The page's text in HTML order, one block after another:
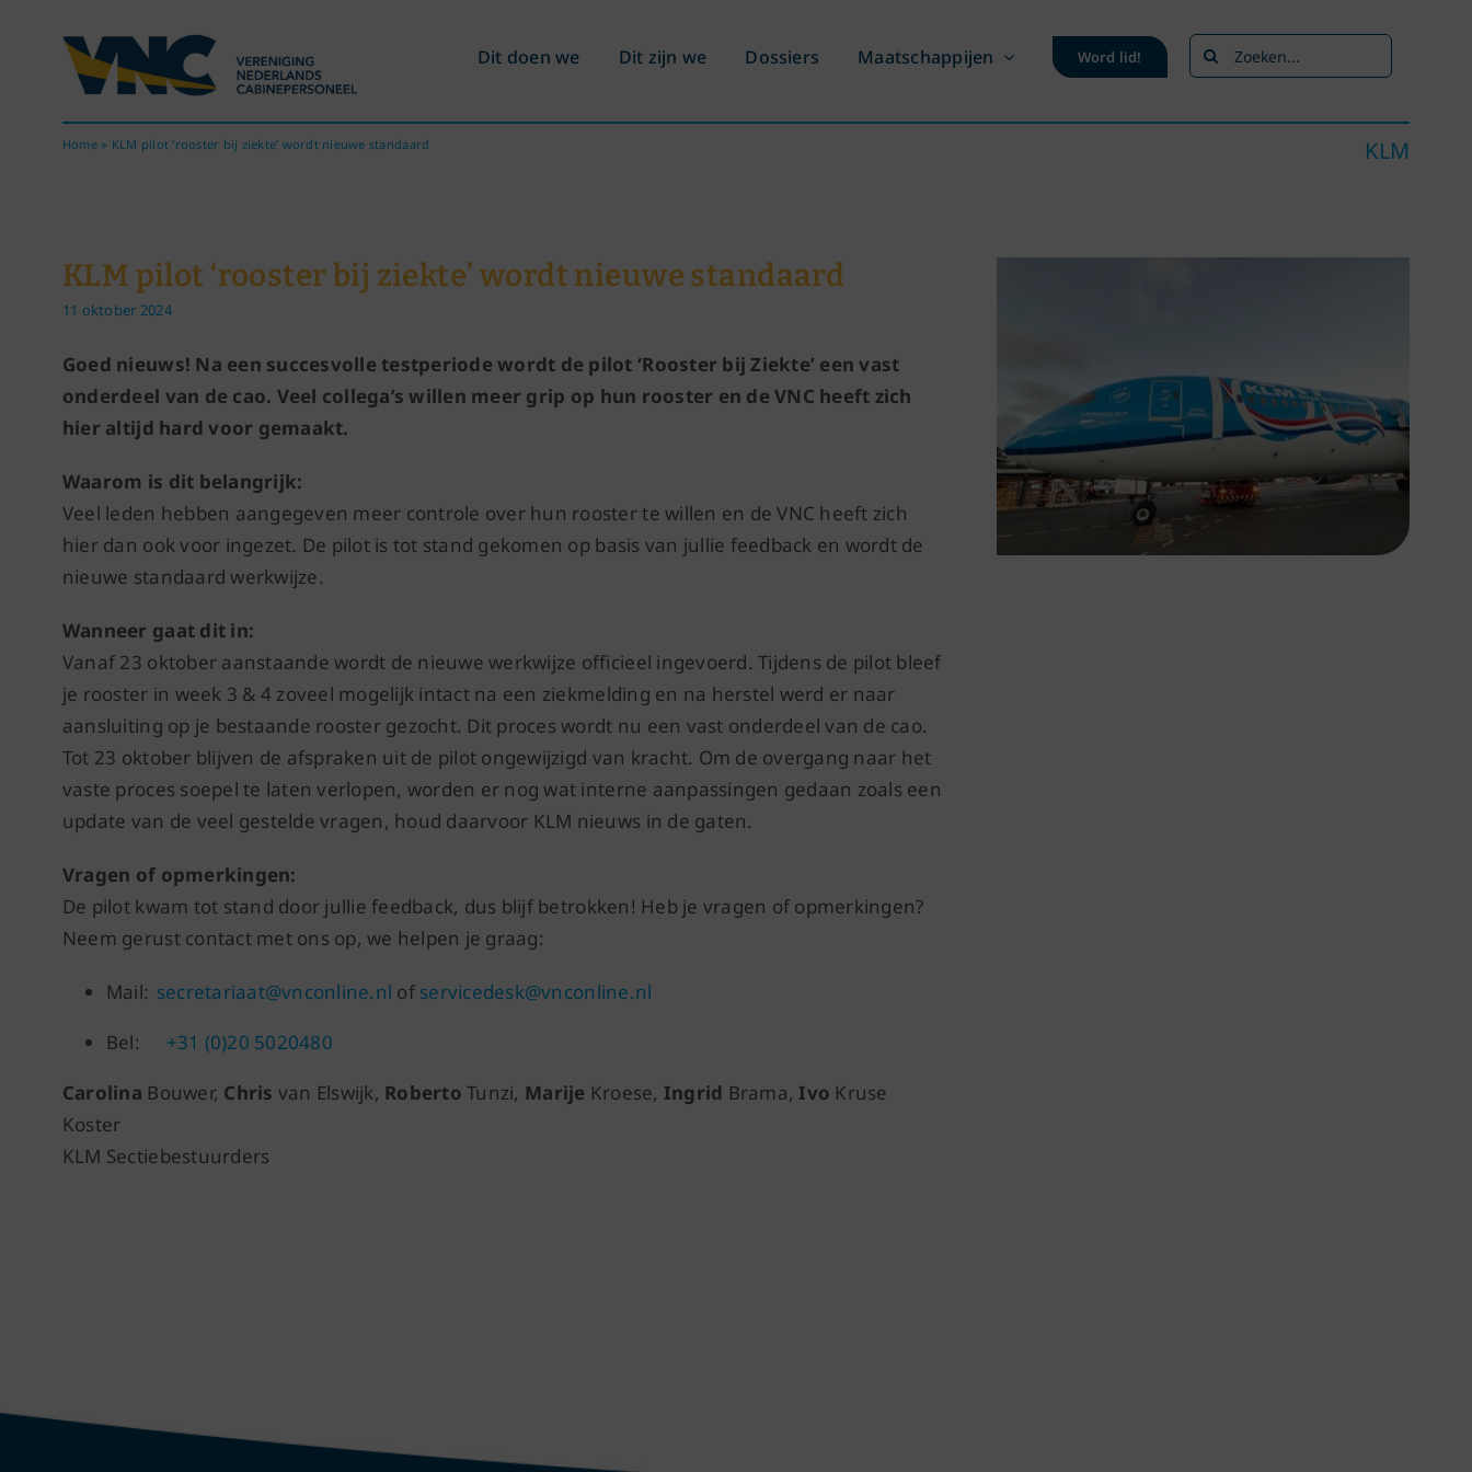
Dit doen we Dit zijn we Dossiers Maatschappijen Word lid!
Zoeken
naar:
Home» KLM pilot ‘rooster bij ziekte’ wordt nieuwe standaard KLM
KLM pilot ‘rooster bij ziekte’ wordt nieuwe standaard
11 oktober 2024
Goed nieuws! Na een succesvolle testperiode wordt de pilot ‘Rooster bij Ziekte’ een vast
onderdeel van de cao. Veel collega’s willen meer grip op hun rooster en de VNC heeft zich
hier altijd hard voor gemaakt.
Waarom is dit belangrijk:
Veel leden hebben aangegeven meer controle over hun rooster te willen en de VNC heeft zich
hier dan ook voor ingezet. De pilot is tot stand gekomen op basis van jullie feedback en wordt de
nieuwe standaard werkwijze.
Wanneer gaat dit in:
Vanaf 23 oktober aanstaande wordt de nieuwe werkwijze officieel ingevoerd. Tijdens de pilot bleef
je rooster in week 3 & 4 zoveel mogelijk intact na een ziekmelding en na herstel werd er naar
aansluiting op je bestaande rooster gezocht. Dit proces wordt nu een vast onderdeel van de cao.
Tot 23 oktober blijven de afspraken uit de pilot ongewijzigd van kracht. Om de overgang naar het
vaste proces soepel te laten verlopen, worden er nog wat interne aanpassingen gedaan zoals een
update van de veel gestelde vragen, houd daarvoor KLM nieuws in de gaten.
Vragen of opmerkingen:
De pilot kwam tot stand door jullie feedback, dus blijf betrokken! Heb je vragen of opmerkingen?
Neem gerust contact met ons op, we helpen je graag:
Mail: secretariaat@vnconline.nl of servicedesk@vnconline.nl
Bel: +31 (0)20 5020480
Carolina Bouwer, Chris van Elswijk, RobertoTunzi, Marije Kroese, Ingrid Brama,Ivo Kruse
Koster
KLM Sectiebestuurders